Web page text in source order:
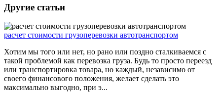
Другие статьи
расчет стоимости грузоперевозки автотранспортом
Хотим мы того или нет, но рано или поздно сталкиваемся с
такой проблемой как перевозка груза. Будь то просто переезд
или транспортировка товара, но каждый, независимо от
своего финансового положения, желает сделать это
максимально выгодно, при э...